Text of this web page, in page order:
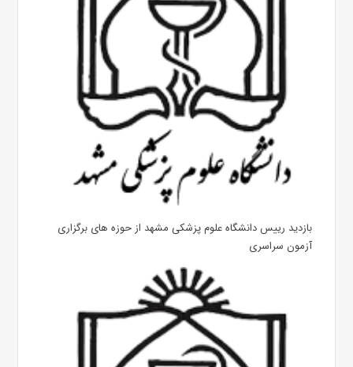
بازدید رییس دانشگاه علوم پزشکی مشهد از حوزه های برگزاری
آزمون سراسری